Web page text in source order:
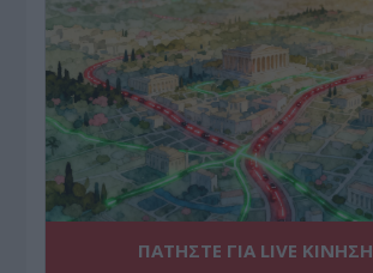
ΠΑΤΗΣΤΕ ΓΙΑ LIVE ΚΙΝΗΣΗ